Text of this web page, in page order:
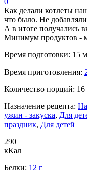
Как делали котлеты
что было. Не
А в итоге получались
Минимум продуктов -
Время подготовки: 15
Время приготовления:
Количество порций: 16
Назначение рецепта:
ужин - закуска, Для
праздник, Для детей
290
кКал
Белки: 12 г